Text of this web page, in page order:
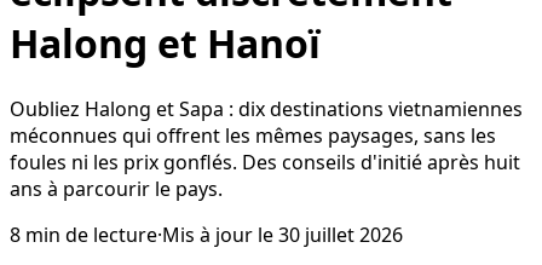
Halong et Hanoï
Oubliez Halong et Sapa : dix destinations vietnamiennes
méconnues qui offrent les mêmes paysages, sans les
foules ni les prix gonflés. Des conseils d'initié après huit
ans à parcourir le pays.
8 min de lecture·Mis à jour le30 juillet 2026